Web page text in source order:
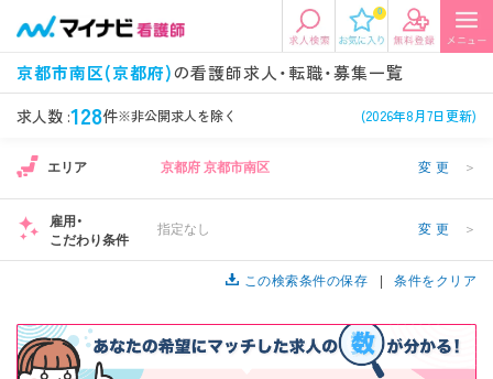
0
京都市南区(京都府)の看護師求人・転職・募集一覧
求人数 :128件※非公開求人を除く (2026年8月7日更新)
エリアから探す
エリアから探す 駅・路線から探す
関東 北陸・信越
東海 関西
北海道・東北 中国・四国
希望の求人条件を選択
条件項目の選択に戻る
看護師、准看護師など 常勤、夜勤なし可など
施設形態 担当業務
病棟、外来など
診察科目
美容外科、
循環器内科など
こだわり条件
未経験歓迎、
エリア 京都府 京都市南区 変更 ＞
雇用・
こだわり条件
指定なし 変更 ＞
この検索条件の保存 条件をクリア